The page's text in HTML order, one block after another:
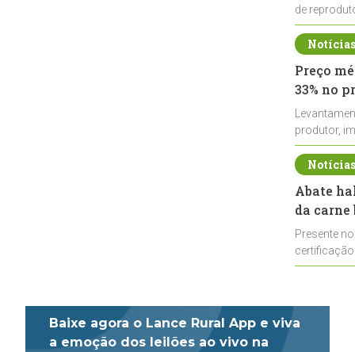
de
durante a
Preço
33% no
produtor,
de leite cru
Abate
da
Presente
Baixe agora o Lance Rural App e viva
a emoção dos leilões ao vivo na